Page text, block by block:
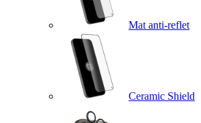
Mat anti-reflet
Ceramic Shield